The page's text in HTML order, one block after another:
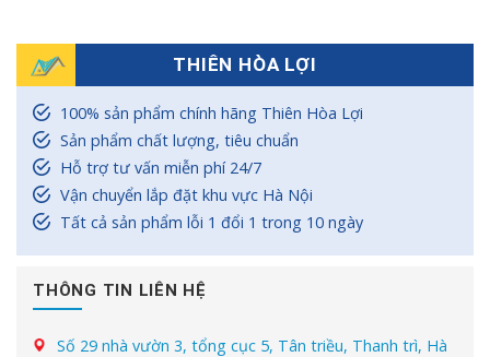
THIÊN HÒA LỢI
100% sản phẩm chính hãng Thiên Hòa Lợi
Sản phẩm chất lượng, tiêu chuẩn
Hỗ trợ tư vấn miễn phí 24/7
Vận chuyển lắp đặt khu vực Hà Nội
Tất cả sản phẩm lỗi 1 đổi 1 trong 10 ngày
THÔNG TIN LIÊN HỆ
Số 29 nhà vườn 3, tổng cục 5, Tân triều, Thanh trì, Hà